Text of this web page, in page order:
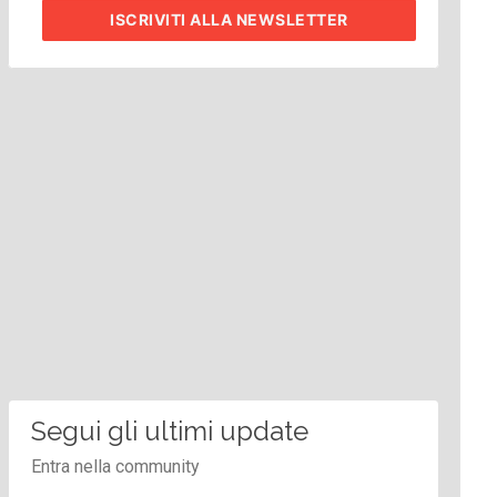
ISCRIVITIALLA NEWSLETTER
Segui gli ultimi update
Entra nella community